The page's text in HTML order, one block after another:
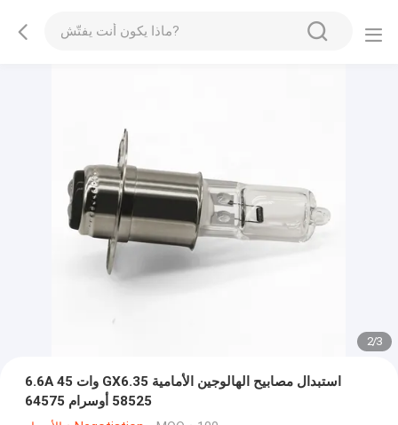
2/3
6.6A 45 وات GX6.35 استبدال مصابيح الهالوجين الأمامية
58525 أوسرام 64575